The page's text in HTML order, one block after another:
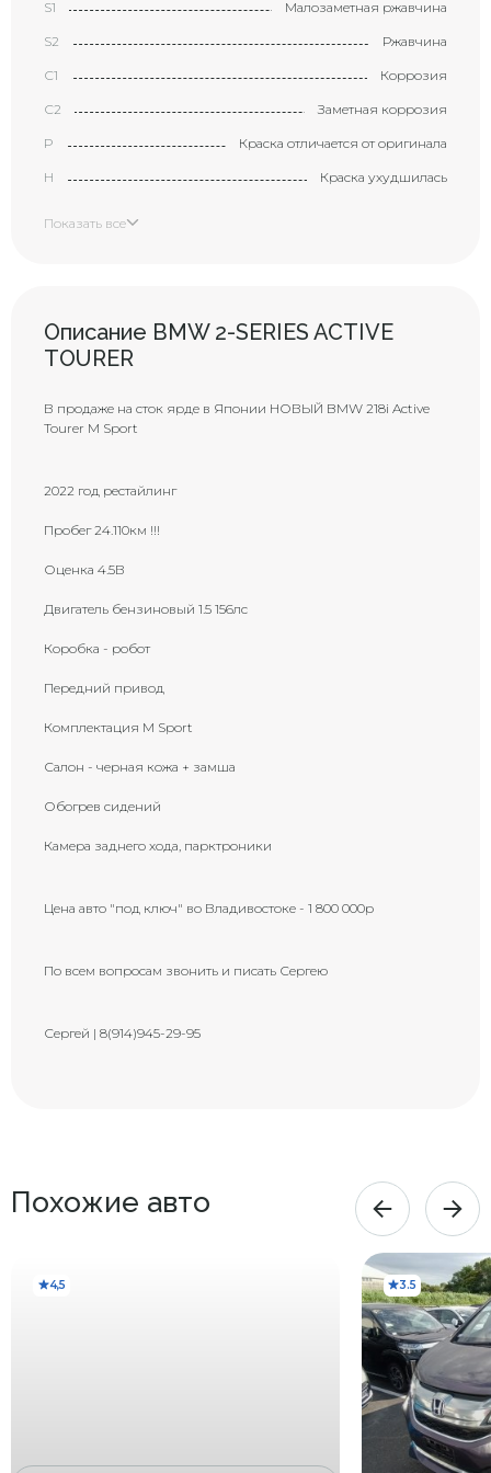
S1 Малозаметная ржавчина
S2 Ржавчина
С1 Коррозия
С2 Заметная коррозия
P Краска отличается от оригинала
H Краска ухудшилась
B2
В3
(размером с локоть)
RX
G
Показать все
Описание BMW 2-SERIES ACTIVE
TOURER
В продаже на сток ярде в Японии НОВЫЙ BMW 218i Active
Tourer M Sport
2022 год рестайлинг
Пробег 24.110км !!!
Оценка 4.5В
Двигатель бензиновый 1.5 156лс
Коробка - робот
Передний привод
Комплектация M Sport
Салон - черная кожа + замша
Обогрев сидений
Камера заднего хода, парктроники
Цена авто "под ключ" во Владивостоке - 1 800 000р
По всем вопросам звонить и писать Сергею
Сергей | 8(914)945-29-95
Похожие авто
4,5 3.5